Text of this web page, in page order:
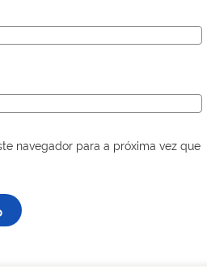
navegador para a próxima vez que